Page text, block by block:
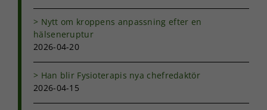
Nytt om kroppens anpassning efter en
hälseneruptur
2026-04-20
Han blir Fysioterapis nya chefredaktör
2026-04-15